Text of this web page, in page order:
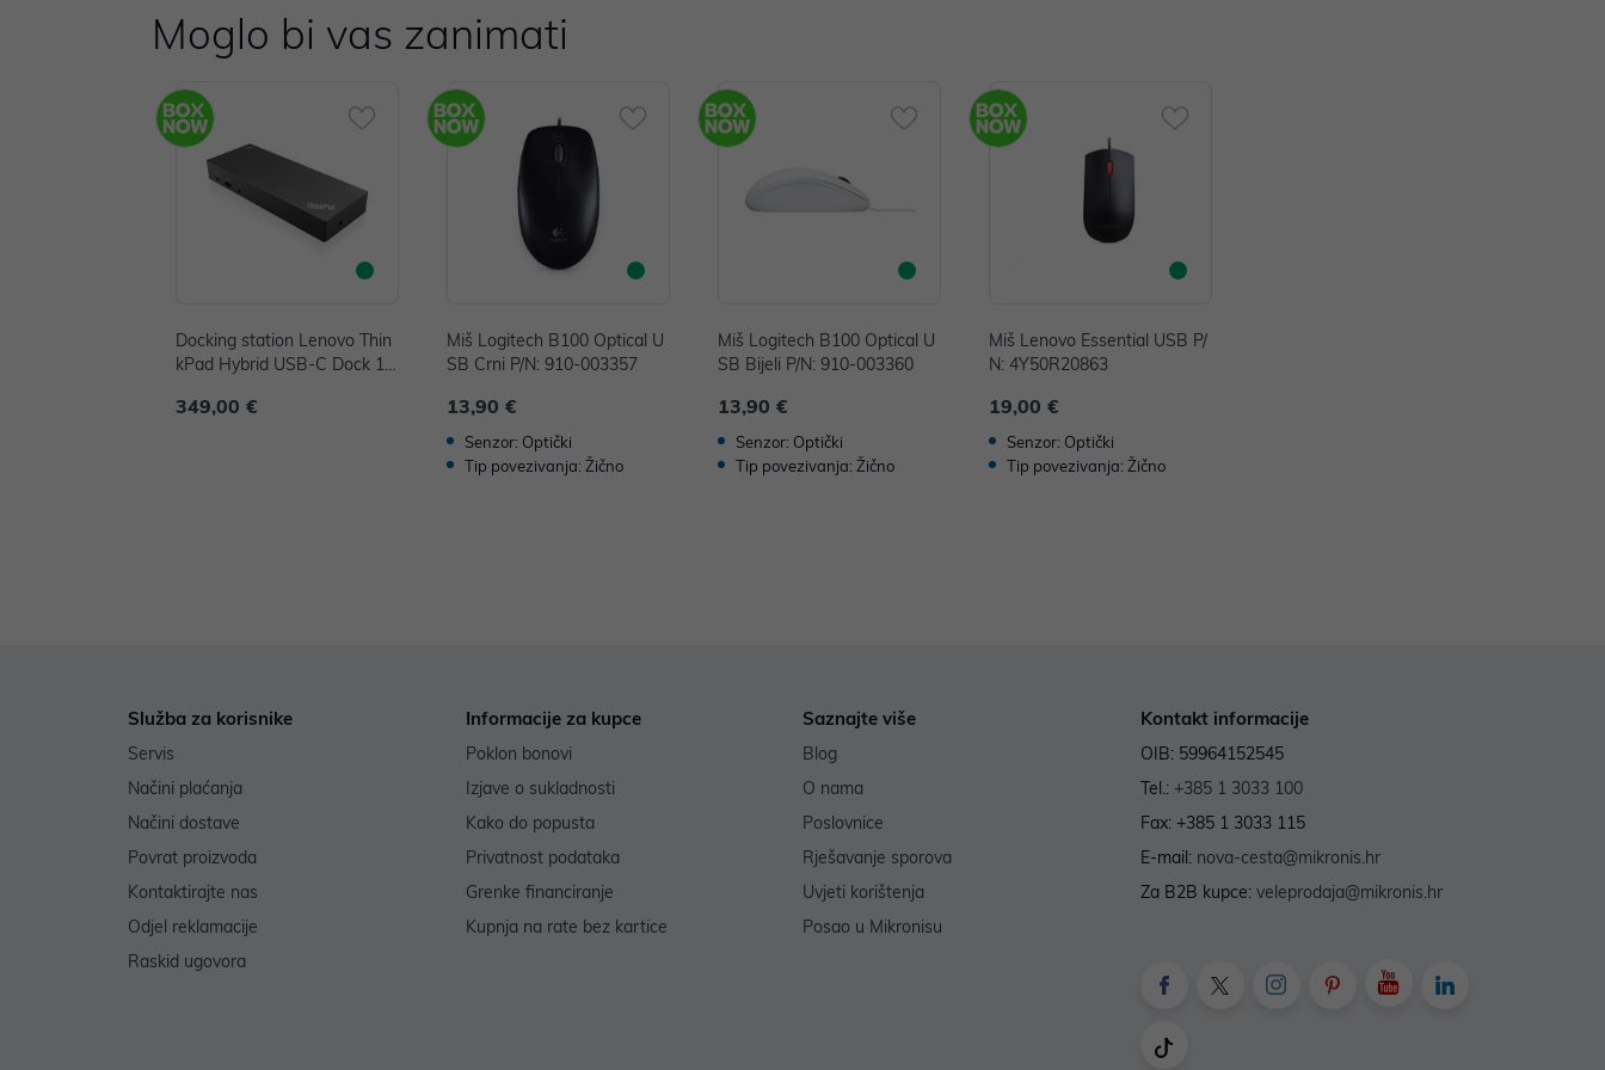
Moglo bi vas zanimati
Docking station Lenovo Thin
kPad Hybrid USB-C Dock 13
349,00 €
Miš Logitech B100 Optical U
SB Crni P/N: 910-003357
13,90 €
Senzor: Optički
Tip povezivanja: Žično
Miš Logitech B100 Optical U
SB Bijeli P/N: 910-003360
13,90 €
Senzor: Optički
Tip povezivanja: Žično
Miš Lenovo Essential USB P/
N: 4Y50R20863
19,00 €
Senzor: Optički
Tip povezivanja: Žično
Služba za korisnike
Servis
Načini plaćanja
Načini dostave
Povrat proizvoda
Kontaktirajte nas
Odjel reklamacije
Raskid ugovora
Informacije za kupce
Poklon bonovi
Izjave o sukladnosti
Kako do popusta
Privatnost podataka
Grenke financiranje
Kupnja na rate bez kartice
Saznajte više
Blog
O nama
Poslovnice
Rješavanje sporova
Uvjeti korištenja
Posao u Mikronisu
Kontakt informacije
OIB: 59964152545
Tel.: +385 1 3033 100
Fax: +385 1 3033 115
E-mail: nova-cesta@mikronis.hr
Za B2B kupce: veleprodaja@mikronis.hr